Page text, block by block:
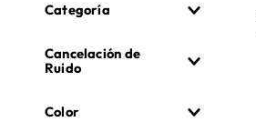
Categoría
Audifonos
Bocina
Cancelación de
Ruido
Color